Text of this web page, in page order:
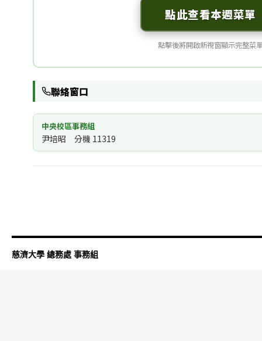
點此查看本週菜單
點擊後將開啟新視窗顯示完整菜
聯絡窗口
中央校區事務組
尹培昭 分機 11319
慈濟大學 總務處 事務組